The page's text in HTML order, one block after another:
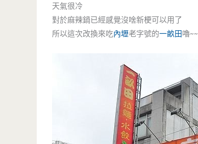
天氣很冷
對於麻辣鍋已經感覺沒啥新梗可以用了
所以這次改換來吃內壢老字號的一畝田嚕~~